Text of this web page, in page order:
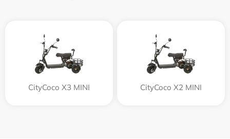
CityCoco X3 MINI CityCoco X2 MINI